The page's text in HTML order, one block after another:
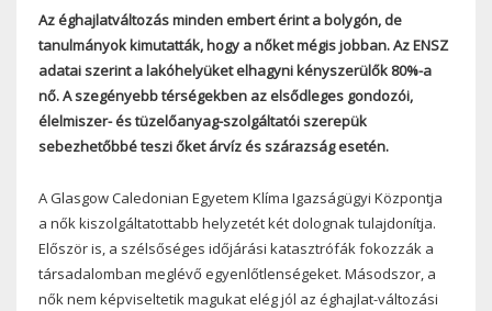
Az éghajlatváltozás minden embert érint a bolygón, de
tanulmányok kimutatták, hogy a nőket mégis jobban. Az ENSZ
adatai szerint a lakóhelyüket elhagyni kényszerülők 80%-a
nő. A szegényebb térségekben az elsődleges gondozói,
élelmiszer- és tüzelőanyag-szolgáltatói szerepük
sebezhetőbbé teszi őket árvíz és szárazság esetén.
A Glasgow Caledonian Egyetem Klíma Igazságügyi Központja
a nők kiszolgáltatottabb helyzetét két dolognak tulajdonítja.
Először is, a szélsőséges időjárási katasztrófák fokozzák a
társadalomban meglévő egyenlőtlenségeket. Másodszor, a
nők nem képviseltetik magukat elég jól az éghajlat-változási